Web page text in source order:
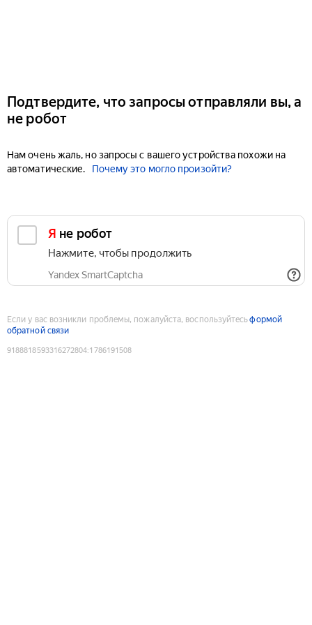
Подтвердите, что запросы отправляли вы, а
не робот
Нам очень жаль, но запросы с вашего устройства похожи на
автоматические.
Почему это могло произойти?
Я не робот
Нажмите, чтобы продолжить
Yandex SmartCaptcha
Если у вас возникли проблемы, пожалуйста, воспользуйтесьформой
обратной связи
9188818593316272804:1786191508